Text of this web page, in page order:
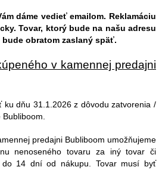
dáme vedieť emailom. Reklamáciu
Tovar, ktorý bude na našu adresu
obratom zaslaný späť.
v kamennej predajni
ku dňu 31.1.2026 z dôvodu zatvorenia /
predajni Bubliboom umožňujeme
nenoseného tovaru za iný tovar či
14 dní od nákupu. Tovar musí byť